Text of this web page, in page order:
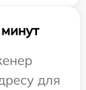
для